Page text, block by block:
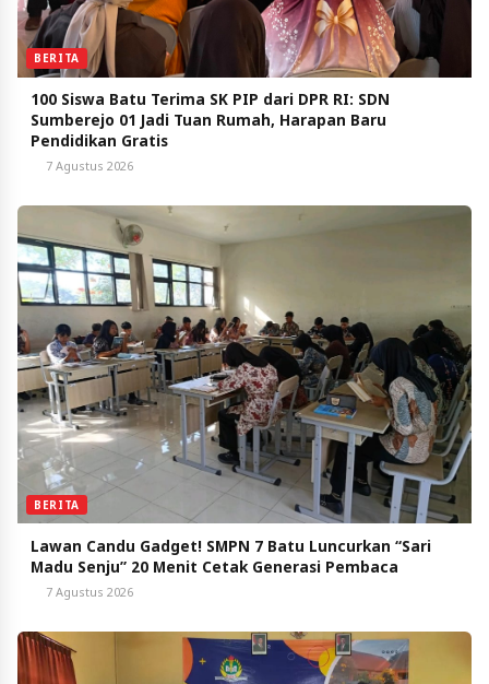
BERITA
100 Siswa Batu Terima SK PIP dari DPR RI: SDN
Sumberejo 01 Jadi Tuan Rumah, Harapan Baru
Pendidikan Gratis
7 Agustus 2026
BERITA
Lawan Candu Gadget! SMPN 7 Batu Luncurkan “Sari
Madu Senju” 20 Menit Cetak Generasi Pembaca
7 Agustus 2026